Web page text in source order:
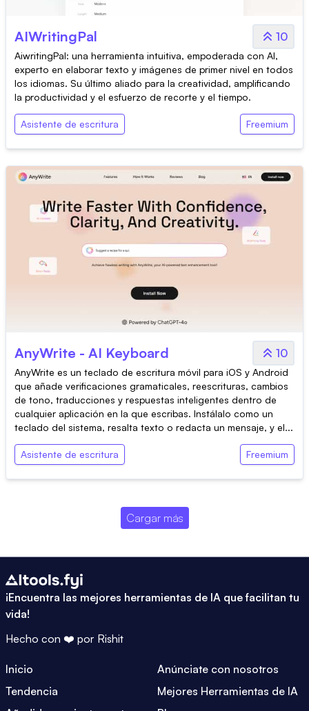
AIWritingPal 10
AiwritingPal: una herramienta intuitiva, empoderada con AI,
experto en elaborar texto y imágenes de primer nivel en todos
los idiomas. Su último aliado para la creatividad, amplificando
la productividad y el esfuerzo de recorte y el tiempo.
Asistente de escritura Freemium
AnyWrite - AI Keyboard 10
AnyWrite es un teclado de escritura móvil para iOS y Android
que añade verificaciones gramaticales, reescrituras, cambios
de tono, traducciones y respuestas inteligentes dentro de
cualquier aplicación en la que escribas. Instálalo como un
teclado del sistema, resalta texto o redacta un mensaje, y el...
Asistente de escritura Freemium
Cargar más
¡Encuentra las mejores herramientas de IA que facilitan tu
vida!
Hecho con ❤️ por Rishit
Inicio
Anúnciate con nosotros
Tendencia
Mejores Herramientas de IA